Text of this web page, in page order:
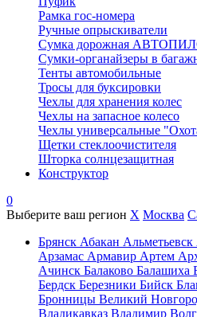
Рамка гос-номера
Ручные опрыскиватели
Сумка дорожная
Сумки-органайзеры в
Тенты автомобильные
Тросы для буксировки
Чехлы для хранения колес
Чехлы на запасное колесо
Чехлы универсальные
Щетки стеклоочистителя
Шторка солнцезащитная
Конструктор
0
Выберите ваш регион X Москва
Брянск Абакан Альметьевск
Арзамас Армавир Артем
Ачинск Балаково Балашиха
Бердск Березники Бийск
Бронницы Великий
Владикавказ Владимир